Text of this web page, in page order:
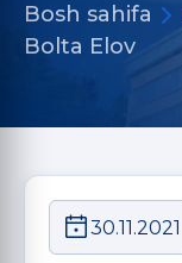
Bosh sahifa
Bolta Elov
30.11.2021